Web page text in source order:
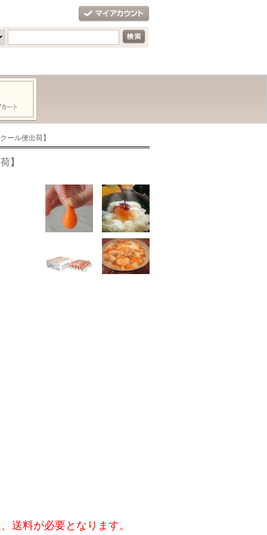
ル便出荷】
】
送料が必要となります。